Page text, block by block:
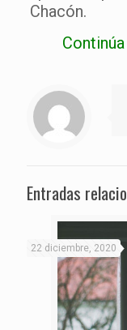
Chacón.
Entradas
22 diciembre, 2020